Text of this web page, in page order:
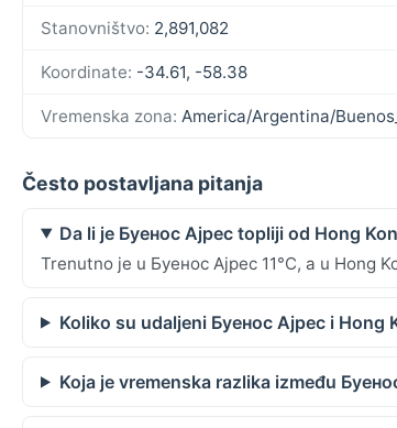
Stanovništvo: 2,891,082
Koordinate: -34.61, -58.38
Vremenska zona: America/Argentina/
Često postavljana pitanja
Da li je Буенос Ајрес topliji od Hong
Trenutno je u Буенос Ајрес 11°C, a u Hong
Koliko su udaljeni Буенос Ајрес i Hong
Koja je vremenska razlika između